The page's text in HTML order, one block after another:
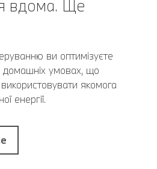
вдома. Ще
ви оптимізуєте
умовах, що
якомога
енергії.